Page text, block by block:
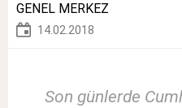
GENEL MERKEZ
14.02.2018
Son günlerde